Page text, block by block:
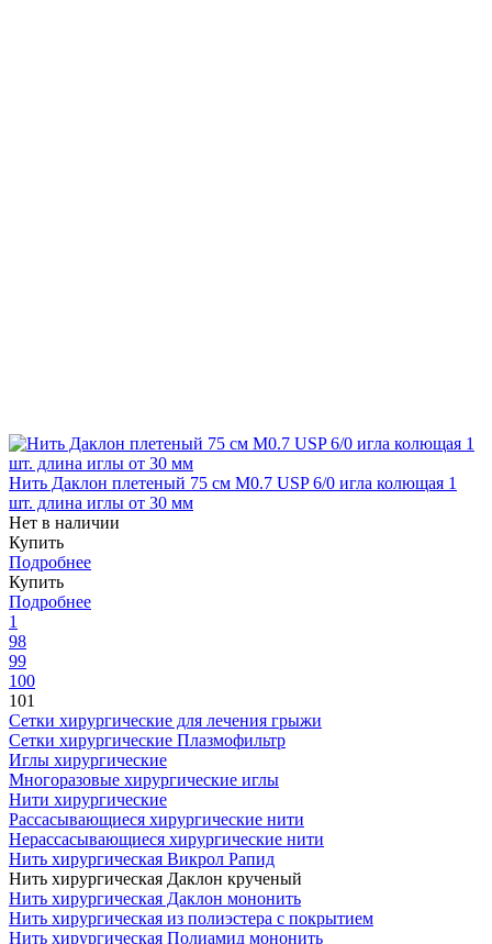
Нить Даклон плетеный 75 см М0.7 USP 6/0 игла колющая 1
шт. длина иглы от 30 мм
Нет в наличии
Купить
Подробнее
Купить
Подробнее
1
98
99
100
101
Сетки хирургические для лечения грыжи
Сетки хирургические Плазмофильтр
Иглы хирургические
Многоразовые хирургические иглы
Нити хирургические
Рассасывающиеся хирургические нити
Нерассасывающиеся хирургические нити
Нить хирургическая Викрол Рапид
Нить хирургическая Даклон крученый
Нить хирургическая Даклон мононить
Нить хирургическая из полиэстера с покрытием
Нить хирургическая Полиамид мононить